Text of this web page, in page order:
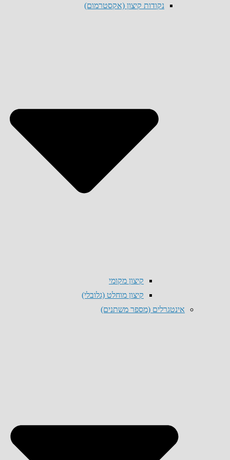
נקודות קיצון (אקסטרמום)
קיצון מקומי
קיצון מוחלט (גלובלי)
אינטגרלים (מספר משתנים)